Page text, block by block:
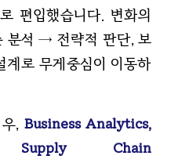
편입했습니다. 변화의
분석 → 전략적 판단, 보
로 무게중심이 이동하
, Business Analytics,
Supply Chain